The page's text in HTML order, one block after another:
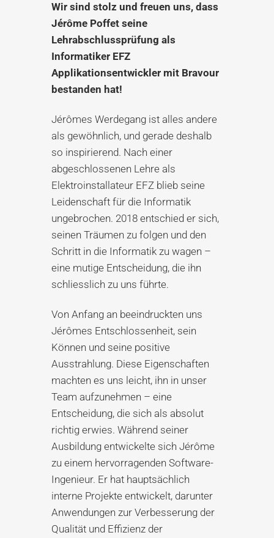
Wir sind stolz und freuen uns, dass
Jérôme Poffet seine
Lehrabschlussprüfung als
Informatiker EFZ
Applikationsentwickler mit Bravour
bestanden hat!
Jérômes Werdegang ist alles andere
als gewöhnlich, und gerade deshalb
so inspirierend. Nach einer
abgeschlossenen Lehre als
Elektroinstallateur EFZ blieb seine
Leidenschaft für die Informatik
ungebrochen. 2018 entschied er sich,
seinen Träumen zu folgen und den
Schritt in die Informatik zu wagen –
eine mutige Entscheidung, die ihn
schliesslich zu uns führte.
Von Anfang an beeindruckten uns
Jérômes Entschlossenheit, sein
Können und seine positive
Ausstrahlung. Diese Eigenschaften
machten es uns leicht, ihn in unser
Team aufzunehmen – eine
Entscheidung, die sich als absolut
richtig erwies. Während seiner
Ausbildung entwickelte sich Jérôme
zu einem hervorragenden Software-
Ingenieur. Er hat hauptsächlich
interne Projekte entwickelt, darunter
Anwendungen zur Verbesserung der
Qualität und Effizienz der